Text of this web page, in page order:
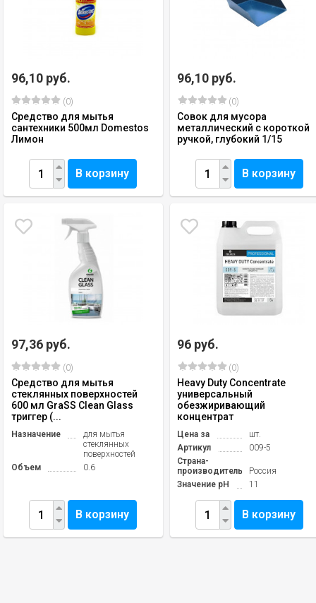
96,10 руб.
(0)
Средство для мытья
сантехники 500мл Domestos
Лимон
В корзину
96,10 руб.
(0)
Совок для мусора
металлический с короткой
ручкой, глубокий 1/15
В корзину
97,36 руб.
(0)
Средство для мытья
стеклянных поверхностей
600 мл GraSS Clean Glass
триггер (...
Назначение
для мытья
стеклянных
поверхностей
Объем
0.6
В корзину
96 руб.
(0)
Heavy Duty Concentrate
универсальный
обезжиривающий
концентрат
Цена за
шт.
Артикул
009-5
Страна-
производитель
Россия
Значение pH
11
В корзину